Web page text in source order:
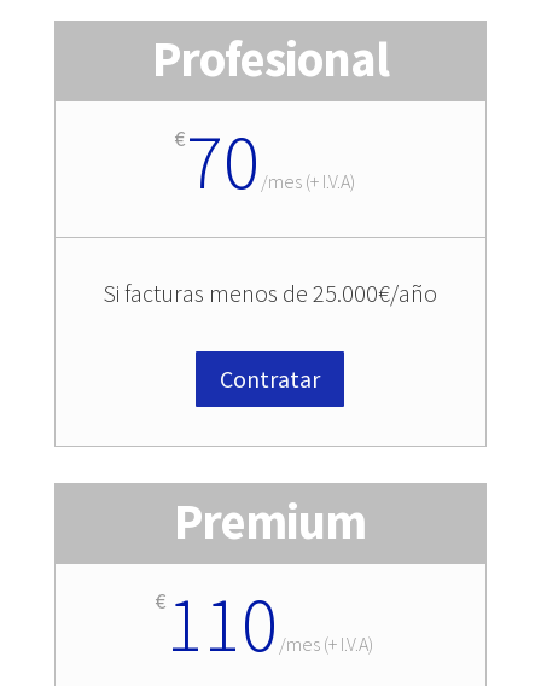
Profesional
€70 /mes (+ I.V.A)
Si facturas menos de 25.000€/año
Contratar
Premium
€ 110 /mes (+ I.V.A)